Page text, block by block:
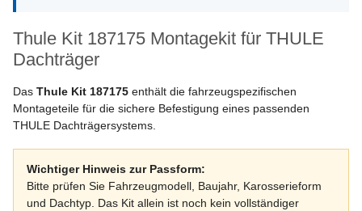
Thule Kit 187175 Montagekit für THULE
Dachträger
Das Thule Kit 187175 enthält die fahrzeugspezifischen
Montageteile für die sichere Befestigung eines passenden
THULE Dachträgersystems.
Wichtiger Hinweis zur Passform:
Bitte prüfen Sie Fahrzeugmodell, Baujahr, Karosserieform
und Dachtyp. Das Kit allein ist noch kein vollständiger